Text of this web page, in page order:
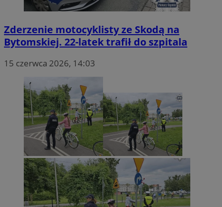
Zderzenie motocyklisty ze Skodą na
Bytomskiej. 22-latek trafił do szpitala
15 czerwca 2026, 14:03